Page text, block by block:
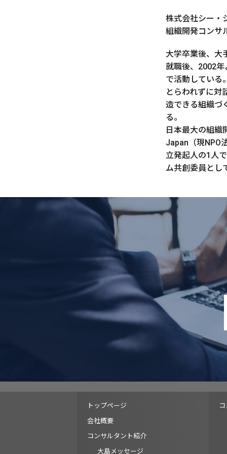
株式会社シー
組織開発コンサ
大学卒業後、大
就職後、2002
で活動している
とらわれずに対
造できる組織づ
る。
日本最大の組織
Japan（現NPO
立発起人の1人
ム共創委員とし
トップページ
会社概要
コンサルタント紹介
大島メッセージ